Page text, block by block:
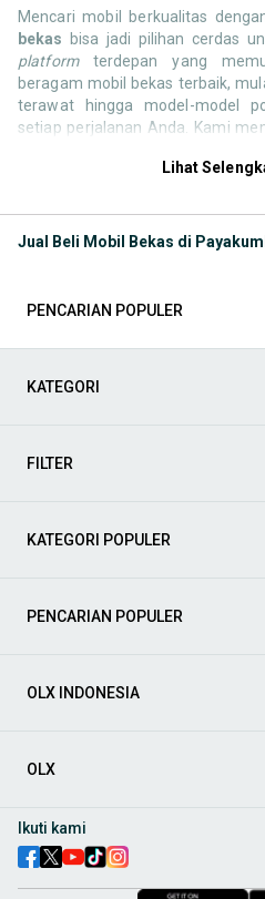
Mencari mobil berkualitas
bekas bisa jadi pilihan cerdas
platformterdepan yang
beragam mobil bekas terbaik,
terawat hingga model-model
setiap perjalanan Anda. Kami
ribuan daftar dari penjual
dengan gaya hidup, kebutuhan,
Memilih mobil bekas yang tepat
berkelas, atau mobil kota yang irit
mobil bekas Anda berjalan
berbagai jenis mobil baru
Aksesoris Mobil: Lengkapi
aksesoris interior seperti
berbagai pilihan
,
ingin meningkatkan
Spare Part Mobil
part mobiloriginal dan
Lihat
Jual Beli Mobil Bekas di
PENCARIAN POPULER
KATEGORI
FILTER
KATEGORI POPULER
PENCARIAN POPULER
OLX INDONESIA
OLX
Ikuti kami